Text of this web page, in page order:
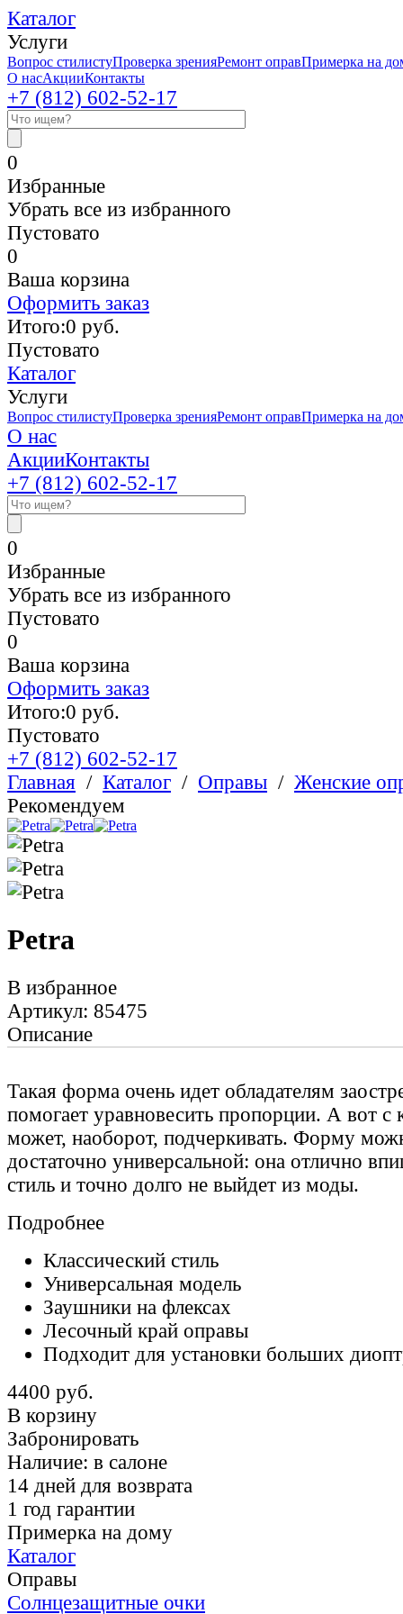
Каталог
Услуги
Вопрос стилистуПроверка зренияРемонт оправПримерка на
О насАкцииКонтакты
+7 (812) 602-52-17
0
Избранные
Убрать все из избранного
Пустовато
0
Ваша корзина
Оформить заказ
Итого:0 руб.
Пустовато
Каталог
Услуги
Вопрос стилистуПроверка зренияРемонт оправПримерка на
О нас
АкцииКонтакты
+7 (812) 602-52-17
0
Избранные
Убрать все из избранного
Пустовато
0
Ваша корзина
Оформить заказ
Итого:0 руб.
Пустовато
+7 (812) 602-52-17
Главная / Каталог / Оправы / Женские
Рекомендуем
Petra
В избранное
Артикул: 85475
Описание
Такая форма очень идет обладателям
помогает уравновесить пропорции. А вот с
может, наоборот, подчеркивать. Форму
достаточно универсальной: она отлично
стиль и точно долго не выйдет из моды.
Подробнее
Классический стиль
Универсальная модель
Заушники на флексах
Лесочный край оправы
Подходит для установки больших
4400 руб.
В корзину
Забронировать
Наличие: в салоне
14 дней для возврата
1 год гарантии
Примерка на дому
Каталог
Оправы
Солнцезащитные очки